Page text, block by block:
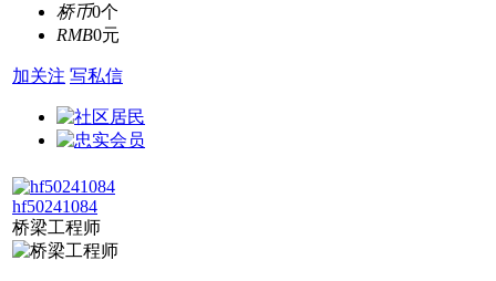
桥币0个
RMB0元
加关注 写私信
hf50241084
桥梁工程师